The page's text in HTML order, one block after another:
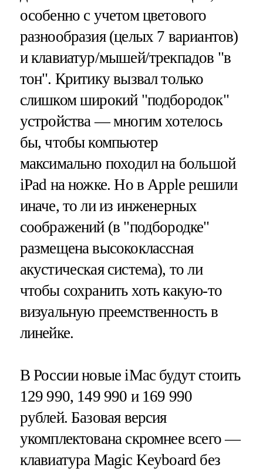
особенно с учетом цветового
разнообразия (целых 7 вариантов)
и клавиатур/мышей/трекпадов "в
тон". Критику вызвал только
слишком широкий "подбородок"
устройства — многим хотелось
бы, чтобы компьютер
максимально походил на большой
iPad на ножке. Но в Apple решили
иначе, то ли из инженерных
соображений (в "подбородке"
размещена высококлассная
акустическая система), то ли
чтобы сохранить хоть какую-то
визуальную преемственность в
линейке.
В России новые iMac будут стоить
129 990, 149 990 и 169 990
рублей. Базовая версия
укомплектована скромнее всего —
клавиатура Magic Keyboard без